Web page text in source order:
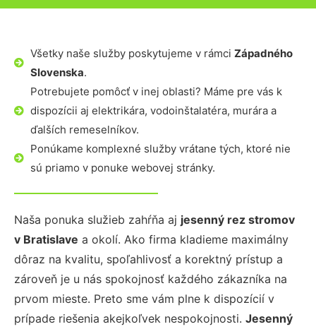
Všetky naše služby poskytujeme v rámci Západného
Slovenska.
Potrebujete pomôcť v inej oblasti? Máme pre vás k
dispozícii aj elektrikára, vodoinštalatéra, murára a
ďalších remeselníkov.
Ponúkame komplexné služby vrátane tých, ktoré nie
sú priamo v ponuke webovej stránky.
Naša ponuka služieb zahŕňa aj jesenný rez stromov
v Bratislave a okolí. Ako firma kladieme maximálny
dôraz na kvalitu, spoľahlivosť a korektný prístup a
zároveň je u nás spokojnosť každého zákazníka na
prvom mieste. Preto sme vám plne k dispozícií v
prípade riešenia akejkoľvek nespokojnosti. Jesenný